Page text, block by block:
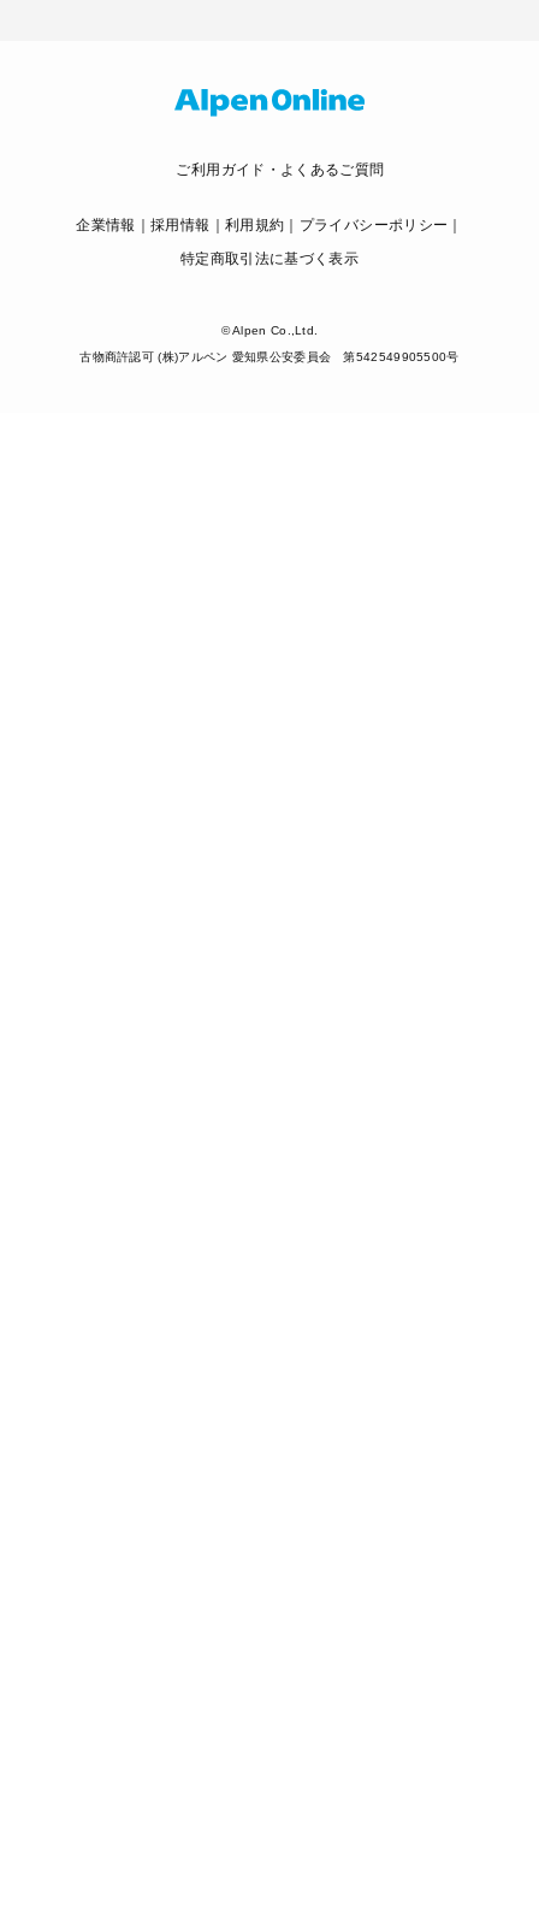
ご利用ガイド・よくあるご質問
企業情報 採用情報 利用規約
プライバシーポリシー
特定商取引法に基づく表示
© Alpen Co.,Ltd.
古物商許認可 (株)アルペン 愛知県公安委員会 第542549905500号